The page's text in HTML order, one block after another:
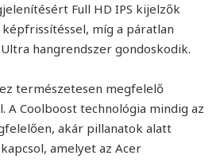
Full HD IPS kijelzők
míg a páratlan
hangrendszer gondoskodik.
természetesen megfelelő
A Coolboost technológia mindig az
akár pillanatok alatt
amelyet az Acer